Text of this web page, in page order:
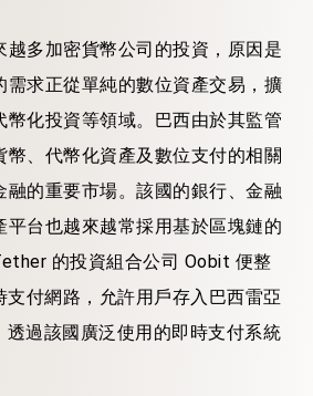
越多加密貨幣公司的投資，原因是
需求正從單純的數位資產交易，擴
幣化投資等領域。巴西由於其監管
幣、代幣化資產及數位支付的相關
融的重要市場。該國的銀行、金融
平台也越來越常採用基於區塊鏈的
的投資組合公司 Oobit 便整
付網路，允許用戶存入巴西雷亞
透過該國廣泛使用的即時支付系統